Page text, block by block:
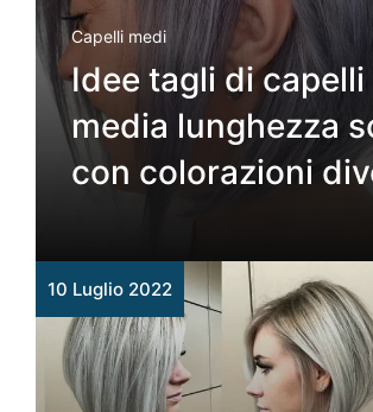
Capelli medi
Idee tagli di capelli
media lunghezza
con colorazioni
10 Luglio 2022